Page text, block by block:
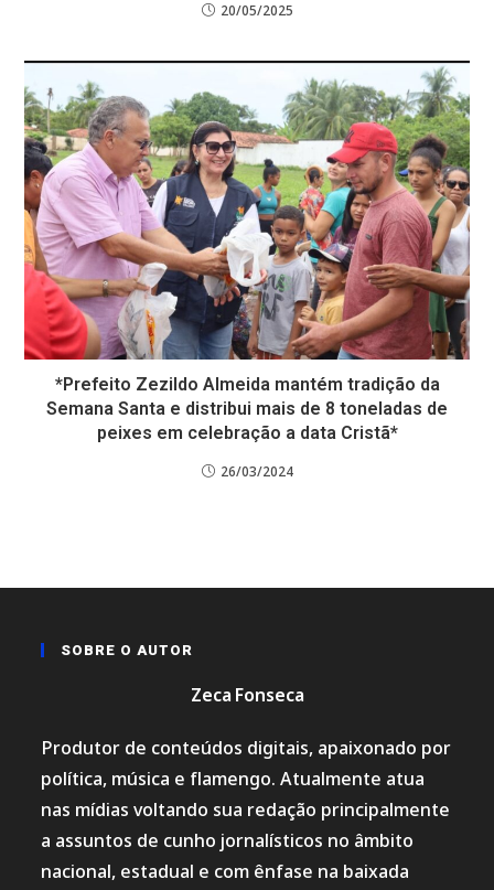
20/05/2025
*Prefeito Zezildo Almeida mantém tradição da
Semana Santa e distribui mais de 8 toneladas de
peixes em celebração a data Cristã*
26/03/2024
SOBRE O AUTOR
Zeca Fonseca
Produtor de conteúdos digitais, apaixonado por
política, música e flamengo. Atualmente atua
nas mídias voltando sua redação principalmente
a assuntos de cunho jornalísticos no âmbito
nacional, estadual e com ênfase na baixada